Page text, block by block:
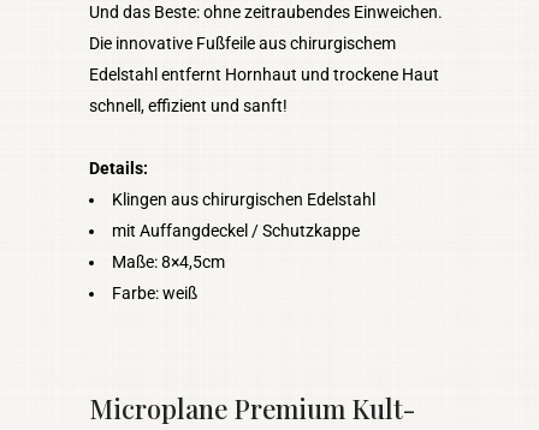
Und das Beste: ohne zeitraubendes Einweichen.
Die innovative Fußfeile aus chirurgischem
Edelstahl entfernt Hornhaut und trockene Haut
schnell, effizient und sanft!
Details:
Klingen aus chirurgischen Edelstahl
mit Auffangdeckel / Schutzkappe
Maße: 8×4,5cm
Farbe: weiß
Microplane Premium Kult-